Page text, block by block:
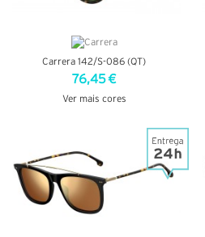
Carrera 142/S-086 (QT)
76,45 €
Ver mais cores